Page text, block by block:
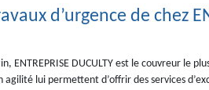
d’urgence de chez
ENTREPRISE DUCULTY est le couvreur le
agilité lui permettent d’offrir des services